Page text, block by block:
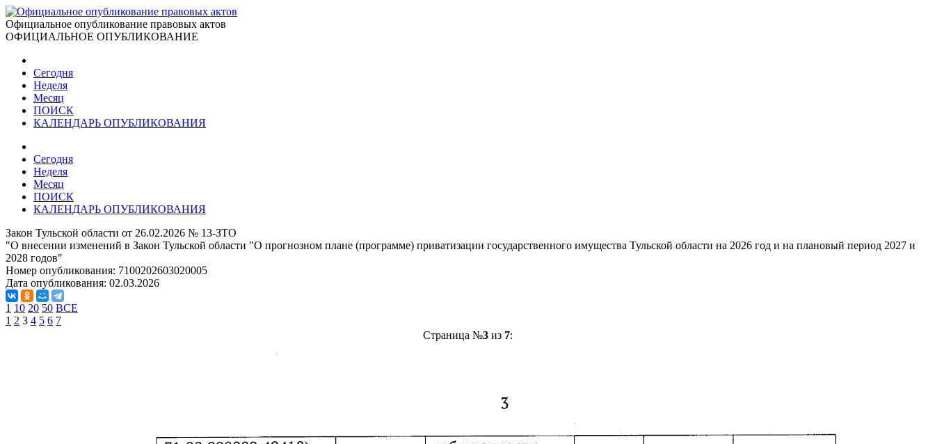
Официальное опубликование правовых актов
ОФИЦИАЛЬНОЕ ОПУБЛИКОВАНИЕ
Сегодня
Неделя
Месяц
ПОИСК
КАЛЕНДАРЬ ОПУБЛИКОВАНИЯ
Сегодня
Неделя
Месяц
ПОИСК
КАЛЕНДАРЬ ОПУБЛИКОВАНИЯ
Закон Тульской области от 26.02.2026 № 13-ЗТО
"О внесении изменений в Закон Тульской области "О прогнозном плане (программе) приватизации государственного имущества Тульской области на 2026 год и на плановый период 2027 и
2028 годов"
Номер опубликования: 7100202603020005
Дата опубликования: 02.03.2026
1 10 20 50 ВСЕ
1 2 3 4 5 6 7
Страница №3из 7: